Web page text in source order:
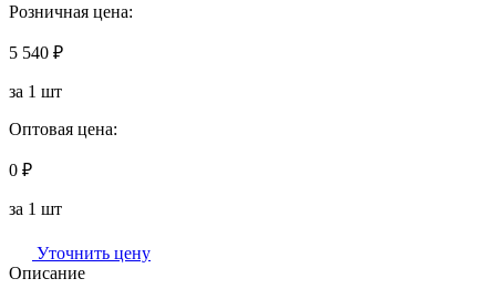
Розничная цена:
5 540 ₽
за 1 шт
Оптовая цена:
0 ₽
за 1 шт
Уточнить цену
Описание